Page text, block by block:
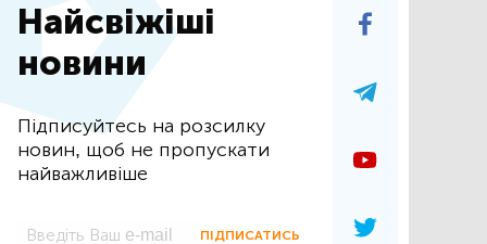
Найсвіжіші
новини
Підписуйтесь на розсилку
новин, щоб не пропускати
найважливіше
ПІДПИСАТИСЬ